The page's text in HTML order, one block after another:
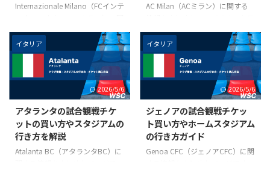
Internazionale Milano（FCインテ
する情報をまとめたページです。
クラブ創設年や愛称などの基本情
報、ホームスタジアムである
Stadio Giuseppe Meazza（スタ
ディオ・ジュゼッペ・メアッツ
ァ）の所在地と行き方、インテル
ナツィオナーレ・ミラノの試合の
チケット手配方法などを解説して
います。現地観戦をお考えの方は
参考にご覧ください。 クラブ基
本情報 名称 FC Internazionale
AC Milan（ACミラン）に関する
ブ創設年や愛称などの基本情報、
ホームスタジアムであるStadio
Giuseppe Meazza（スタディオ・
ジュゼッペ・メアッツァ）の所在
地と行き方、ACミランの試合の
チケット手配方法などを解説して
います。現地観戦をお考えの方は
参考にご覧ください。 クラブ基
本情報 名称 Associazione Calcio
Milan（アソチアツィオーネ・カ
ルチョ・ミラン、略称はACミラ
イタリア
2026/5/6
アタランタの試合観戦チケ
ットの買い方やスタジアムの
行き方を解説
Atalanta BC（アタランタBC）に
イタリア
2026/5/6
ジェノアの試合観戦チケッ
ト買い方やホームスタジアム
の行き方ガイド
Genoa CFC（ジェノアCFC）に関